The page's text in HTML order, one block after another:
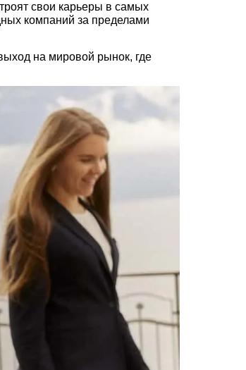
свои карьеры в самых
компаний за пределами
на мировой рынок, где